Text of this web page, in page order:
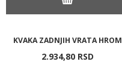
KVAKA ZADNJIH VRATA HROM
2.934,80 RSD